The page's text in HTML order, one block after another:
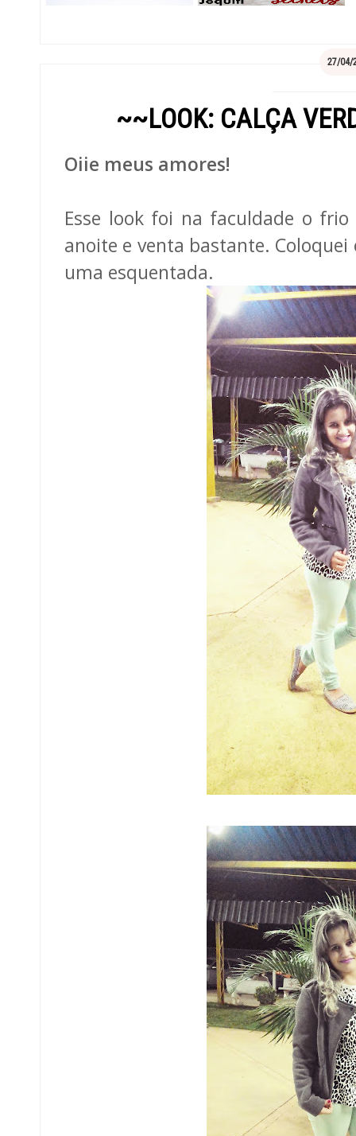
27/04/
~~LOOK: CALÇA
Oiie meus amores!
Esse look foi na faculdade o
anoite e venta bastante.
uma esquentada.